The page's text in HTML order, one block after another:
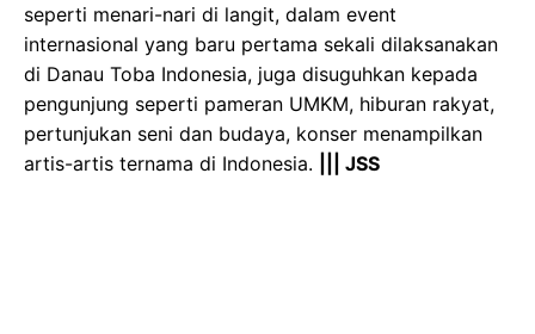
seperti menari-nari di langit, dalam event
internasional yang baru pertama sekali dilaksanakan
di Danau Toba Indonesia, juga disuguhkan kepada
pengunjung seperti pameran UMKM, hiburan rakyat,
pertunjukan seni dan budaya, konser menampilkan
artis-artis ternama di Indonesia.
||| JSS